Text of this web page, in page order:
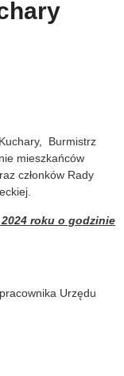
Burmistrz
mieszkańców
członków Rady
roku o godzinie
Urzędu